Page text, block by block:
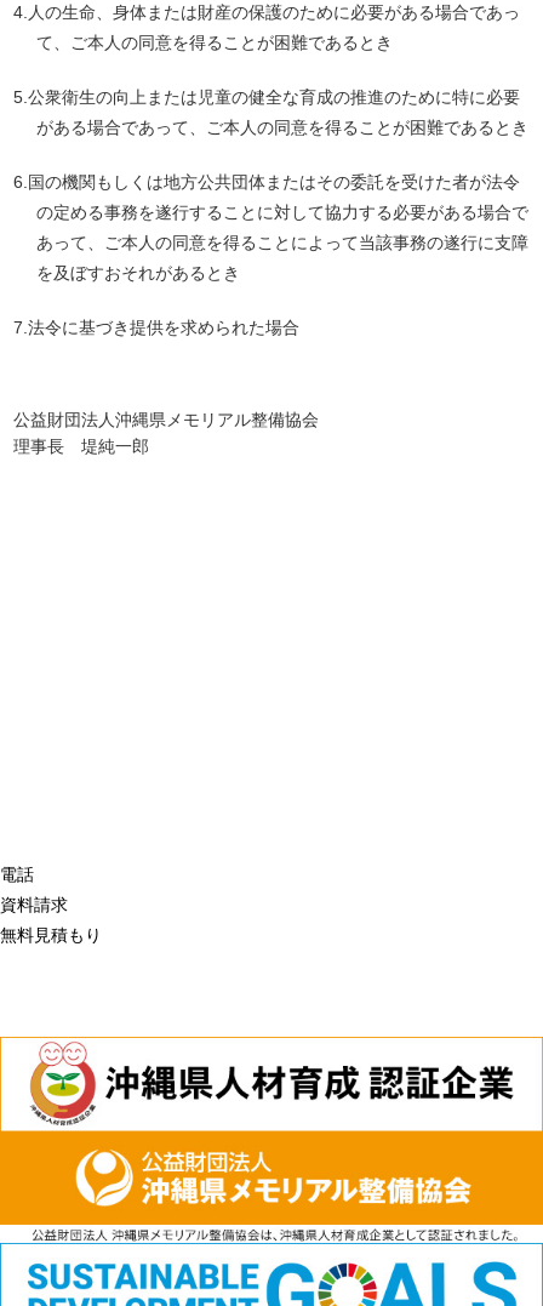
4.人の生命、身体または財産の保護のために必要がある場合であっ
て、ご本人の同意を得ることが困難であるとき
5.公衆衛生の向上または児童の健全な育成の推進のために特に必要
がある場合であって、ご本人の同意を得ることが困難であるとき
6.国の機関もしくは地方公共団体またはその委託を受けた者が法令
の定める事務を遂行することに対して協力する必要がある場合で
あって、ご本人の同意を得ることによって当該事務の遂行に支障
を及ぼすおそれがあるとき
7.法令に基づき提供を求められた場合
公益財団法人沖縄県メモリアル整備協会
理事長 堤純一郎
電話
資料請求
無料見積もり